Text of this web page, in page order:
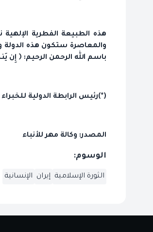
هذه الطبيعة الفطرية
والمعاصرة ستكون هذه الدولة
باسم الله الرحمن الرحيم: ﴿ إِن
(*)رئيس الرابطة الدولية
المصدر: وكالة مهر للأنباء
الوسوم:
الثورة الإسلامية إيران الإنسانية